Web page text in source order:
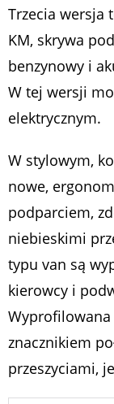
Trzecia wersja
KM, skrywa
benzynowy i
W tej wersji
elektrycznym.
W stylowym,
nowe,
podparciem,
niebieskimi
typu van są
kierowcy i
znacznikiem
przeszyciami,